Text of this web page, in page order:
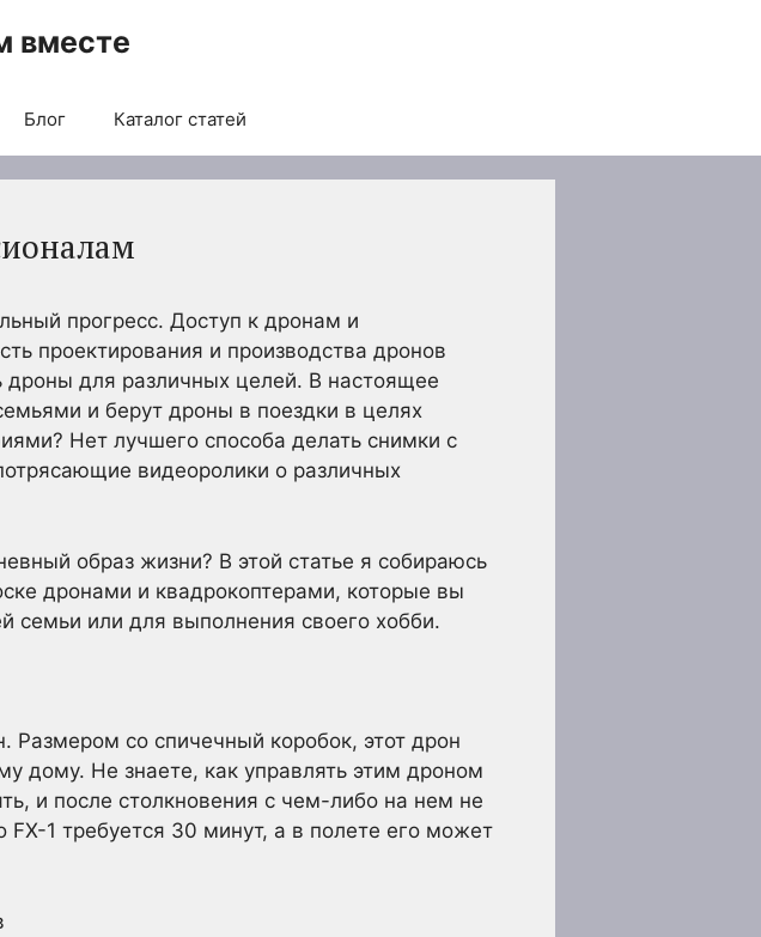
вместе
Блог Каталог статей
прогресс. Доступ к дронам и
проектирования и производства дронов
дроны для различных целей. В настоящее
и берут дроны в поездки в целях
Нет лучшего способа делать снимки с
видеоролики о различных
образ жизни? В этой статье я собираюсь
дронами и квадрокоптерами, которые вы
семьи или для выполнения своего хобби.
Размером со спичечный коробок, этот дрон
дому. Не знаете, как управлять этим дроном
и после столкновения с чем-либо на нем не
1 требуется 30 минут, а в полете его может